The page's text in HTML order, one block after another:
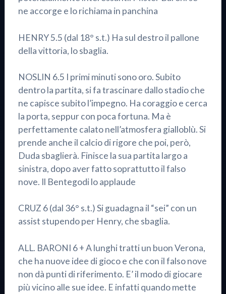
ne accorge e lo richiama in panchina
HENRY 5.5 (dal 18° s.t.) Ha sul destro il pallone
della vittoria, lo sbaglia.
NOSLIN 6.5 I primi minuti sono oro. Subito
dentro la partita, si fa trascinare dallo stadio che
ne capisce subito l’impegno. Ha coraggio e cerca
la porta, seppur con poca fortuna. Ma è
perfettamente calato nell’atmosfera gialloblù. Si
prende anche il calcio di rigore che poi, però,
Duda sbaglierà. Finisce la sua partita largo a
sinistra, dopo aver fatto soprattutto il falso
nove. Il Bentegodi lo applaude
CRUZ 6 (dal 36° s.t.) Si guadagna il “sei” con un
assist stupendo per Henry, che sbaglia.
ALL. BARONI 6 + A lunghi tratti un buon Verona,
che ha nuove idee di gioco e che con il falso nove
non dà punti di riferimento. E’ il modo di giocare
più vicino alle sue idee. E infatti quando mette